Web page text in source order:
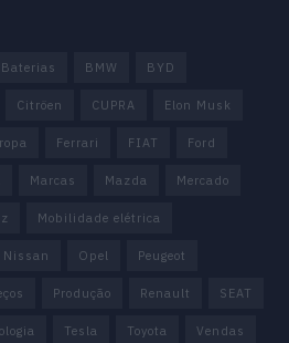
Baterias BMW BYD
Citröen CUPRA Elon Musk
Ferrari FIAT Ford
Marcas Mazda Mercado
Mobilidade elétrica
Nissan Opel Peugeot
Produção Renault SEAT
Tesla Toyota Vendas